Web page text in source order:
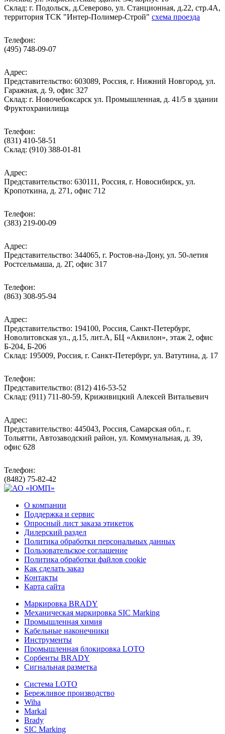
Cклад: г. Подольск, д.Северово, ул. Станционная, д.22, стр.4А,
территория ТСК "Интер-Полимер-Строй" схема проезда
Телефон:
(495) 748-09-07
Адрес:
Представительство: 603089, Россия, г. Нижний Новгород, ул.
Гаражная, д. 9, офис 327
Склад: г. Новочебоксарск ул. Промышленная, д. 41/5 в здании
Фруктохранилища
Телефон:
(831) 410-58-51
Склад: (910) 388-01-81
Адрес:
Представительство: 630111, Россия, г. Новосибирск, ул.
Кропоткина, д. 271, офис 712
Телефон:
(383) 219-00-09
Адрес:
Представительство: 344065, г. Ростов-на-Дону, ул. 50-летия
Ростсельмаша, д. 2Г, офис 317
Телефон:
(863) 308-95-94
Адрес:
Представительство: 194100, Россия, Санкт-Петербург,
Новолитовская ул., д.15, лит.А, БЦ «Аквилон», этаж 2, офис
Б-204, Б-206
Склад: 195009, Россия, г. Санкт-Петербург, ул. Ватутина, д. 17
Телефон:
Представительство: (812) 416-53-52
Склад: (911) 711-80-59, Криживицкий Алексей Витальевич
Адрес:
Представительство: 445043, Россия, Самарская обл., г.
Тольятти, Автозаводский район, ул. Коммунальная, д. 39,
офис 628
Телефон:
(8482) 75-82-42
О компании
Поддержка и сервис
Опросный лист заказа этикеток
Дилерский раздел
Политика обработки персональных данных
Пользовательское соглашение
Политика обработки файлов cookie
Как сделать заказ
Контакты
Карта сайта
Маркировка BRADY
Механическая маркировка SIC Marking
Промышленная химия
Кабельные наконечники
Инструменты
Промышленная блокировка LOTO
Сорбенты BRADY
Сигнальная разметка
Система LOTO
Бережливое производство
Wiha
Markal
Brady
SIC Marking